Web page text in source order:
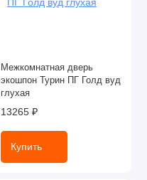
Межкомнатная дверь
экошпон Турин ПГ Голд вуд
глухая
13265 ₽
Купить